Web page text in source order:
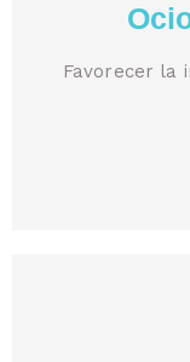
Favorecer la